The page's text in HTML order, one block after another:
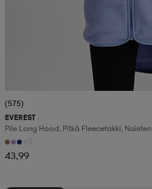
(575)
EVEREST
Pile Long Hood, Pitkä Fleecetakki, Naisten
+5
43,99